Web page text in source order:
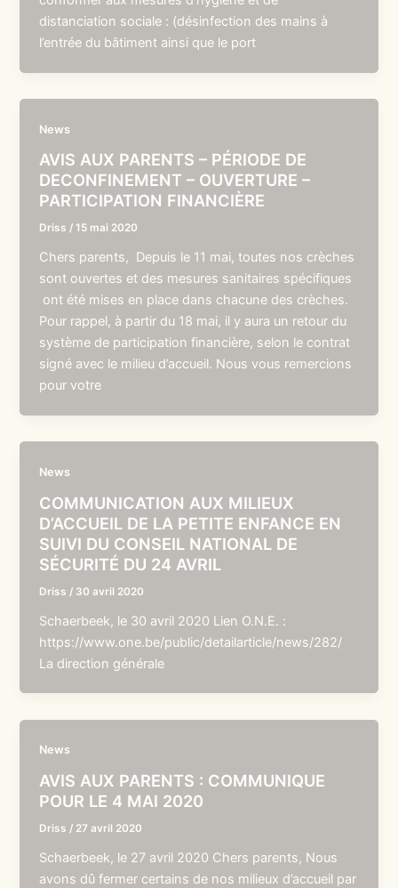
distanciation sociale : (désinfection des mains à
l’entrée du bâtiment ainsi que le port
News
AVIS AUX PARENTS – PÉRIODE DE
DECONFINEMENT – OUVERTURE –
PARTICIPATION FINANCIÈRE
Driss /15 mai 2020
Chers parents, Depuis le 11 mai, toutes nos crèches
sont ouvertes et des mesures sanitaires spécifiques
ont été mises en place dans chacune des crèches.
Pour rappel, à partir du 18 mai, il y aura un retour du
système de participation financière, selon le contrat
signé avec le milieu d’accueil. Nous vous remercions
pour votre
News
COMMUNICATION AUX MILIEUX
D’ACCUEIL DE LA PETITE ENFANCE EN
SUIVI DU CONSEIL NATIONAL DE
SÉCURITÉ DU 24 AVRIL
Driss / 30 avril 2020
Schaerbeek, le 30 avril 2020 Lien O.N.E. :
https://www.one.be/public/detailarticle/news/282/
La direction générale
News
AVIS AUX PARENTS : COMMUNIQUE
POUR LE 4 MAI 2020
Driss / 27 avril 2020
Schaerbeek, le 27 avril 2020 Chers parents, Nous
avons dû fermer certains de nos milieux d’accueil par